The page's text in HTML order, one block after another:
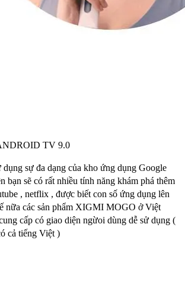
TV 9.0
sự đa dạng của kho ứng dụng Google
bạn sẽ có rất nhiều tính năng khám phá thêm
, netflix , được biết con số ứng dụng lên
nữa các sản phẩm XIGMI MOGO ở Việt
cấp có giao diện ngừoi dùng dễ sử dụng (
cả tiếng Việt )